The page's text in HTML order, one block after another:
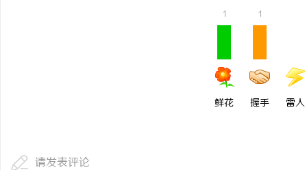
1
鲜花
1
握手 雷人
请发表评论